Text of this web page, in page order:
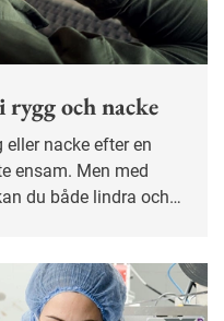
och nacke
ensam. Men med
du både lindra och